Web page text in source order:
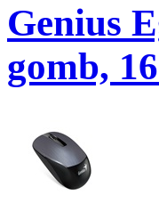
Genius
gomb,